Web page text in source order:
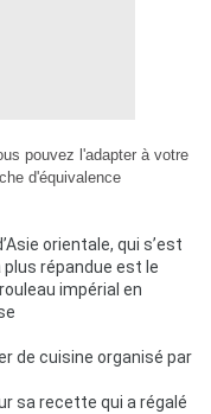
pouvez l'adapter à votre
d'équivalence
orientale, qui s’est
répandue est le
impérial en
de cuisine organisé par
sa recette qui a régalé